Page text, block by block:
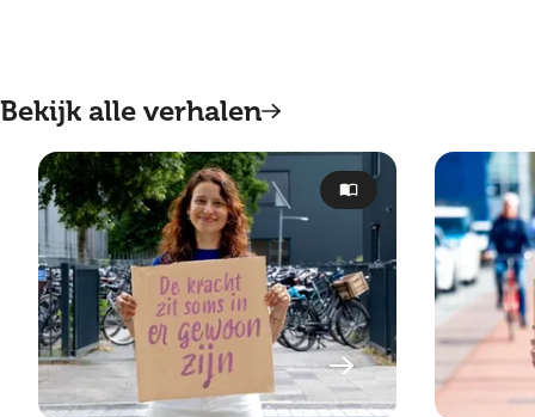
Bekijk alle verhalen